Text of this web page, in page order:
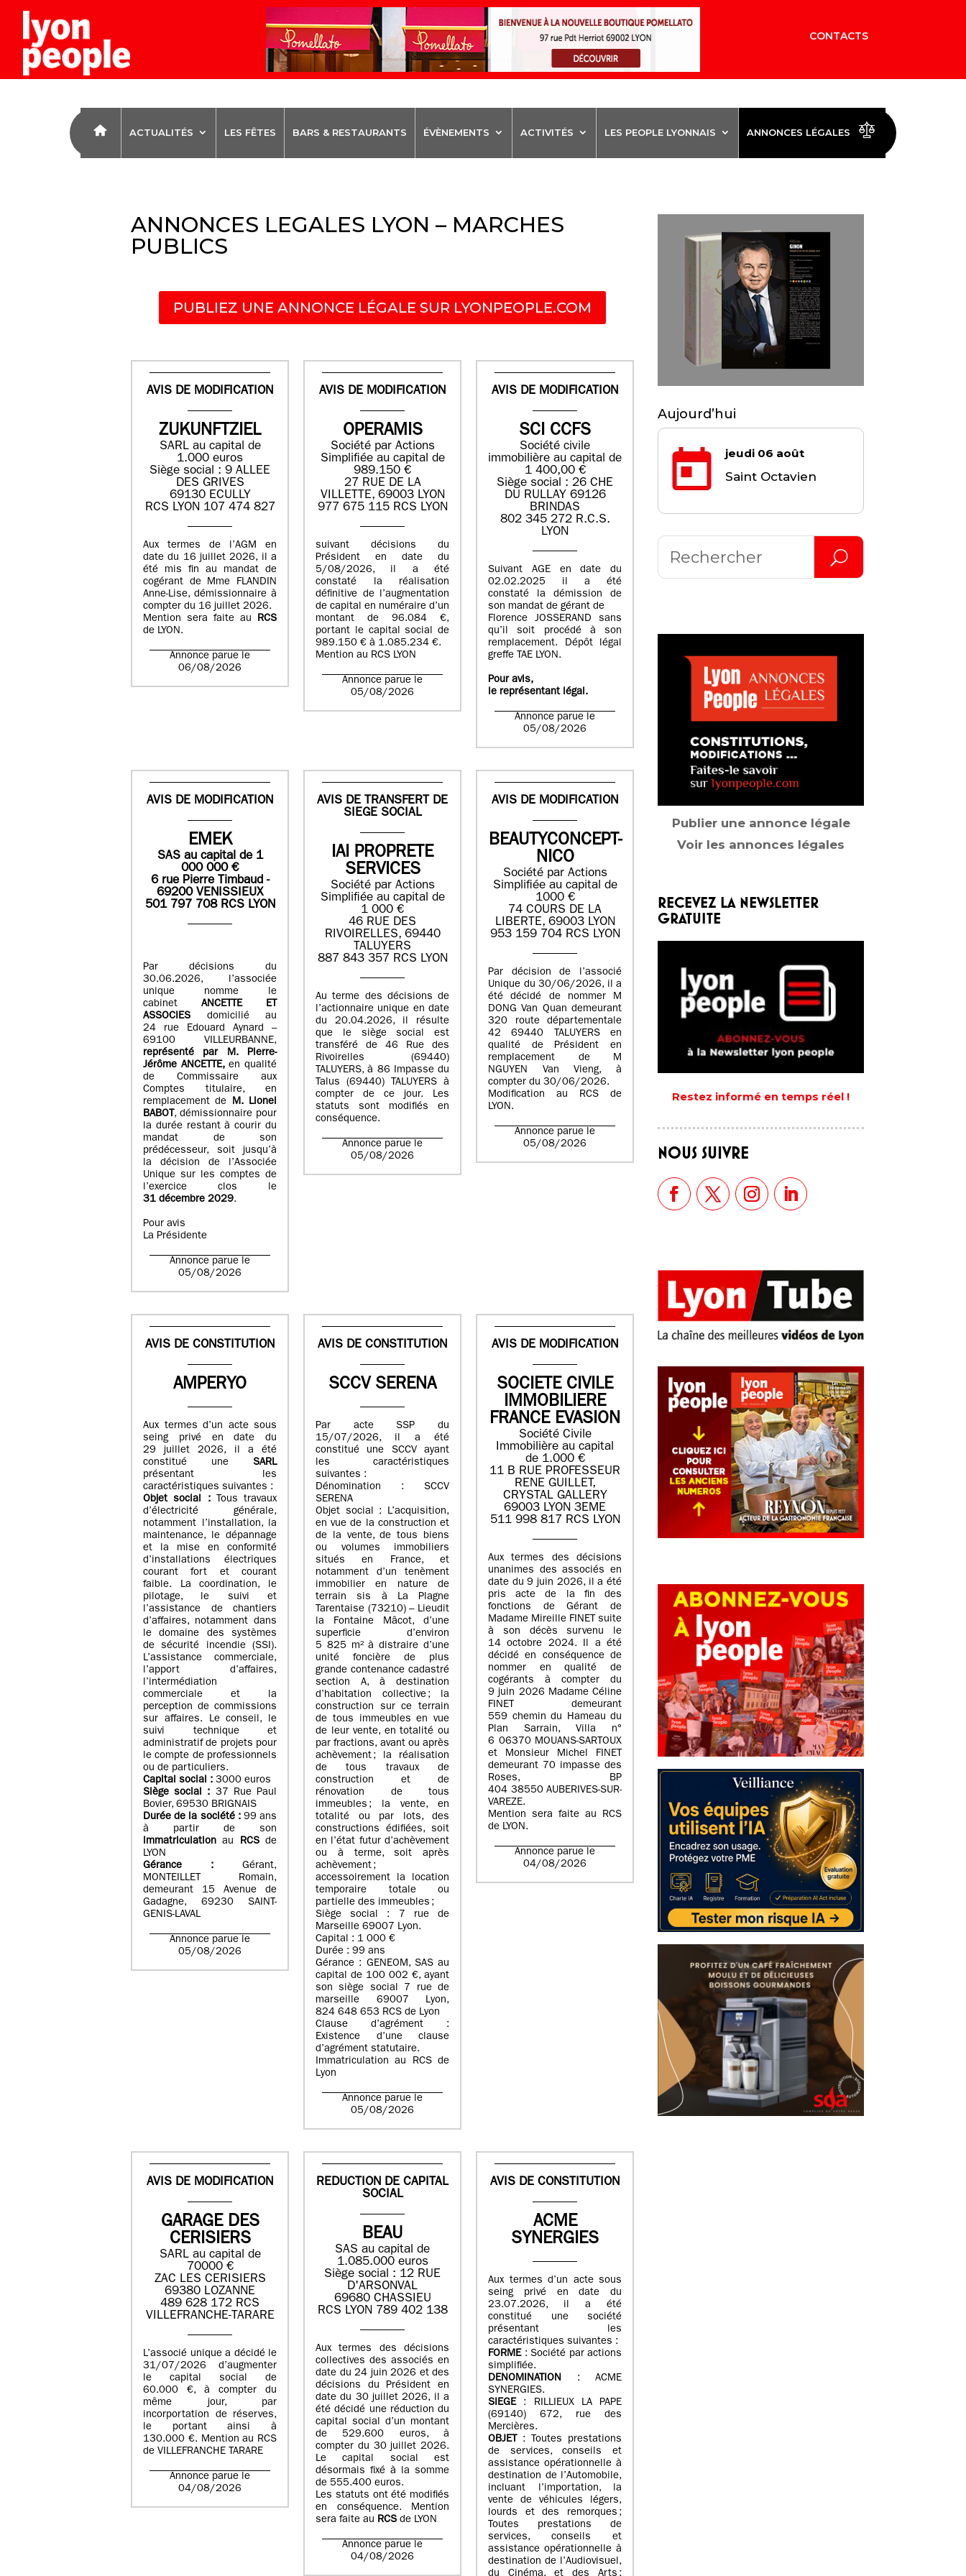
CONTACTS
ACTUALITÉS LES FÊTES BARS & RESTAURANTS ÉVÈNEMENTS ACTIVITÉS LES PEOPLE LYONNAIS ANNONCES LÉGALES
ANNONCES LEGALES LYON – MARCHES
PUBLICS
PUBLIEZ UNE ANNONCE LÉGALE SUR LYONPEOPLE.COM
AVIS DE MODIFICATION
ZUKUNFTZIEL
SARL au capital de
1.000 euros
Siège social : 9 ALLEE
DES GRIVES
69130 ECULLY
RCS LYON 107 474 827
Aux termes de l’AGM en
date du 16 juillet 2026, il a
été mis fin au mandat de
cogérant de Mme FLANDIN
Anne-Lise, démissionnaire à
compter du 16 juillet 2026.
Mention sera faite au RCS
de LYON.
Annonce parue le
06/08/2026
AVIS DE MODIFICATION
OPERAMIS
Société par Actions
Simplifiée au capital de
989.150 €
27 RUE DE LA
VILLETTE, 69003 LYON
977 675 115 RCS LYON
suivant décisions du
Président en date du
5/08/2026, il a été
constaté la réalisation
définitive de l’augmentation
de capital en numéraire d’un
montant de 96.084 €,
portant le capital social de
989.150 € à 1.085.234 €.
Mention au RCS LYON
Annonce parue le
05/08/2026
AVIS DE MODIFICATION
SCI CCFS
Société civile
immobilière au capital de
1 400,00 €
Siège social : 26 CHE
DU RULLAY 69126
BRINDAS
802 345 272 R.C.S.
LYON
Suivant AGE en date du
02.02.2025 il a été
constaté la démission de
son mandat de gérant de
Florence JOSSERAND sans
qu’il soit procédé à son
remplacement. Dépôt légal
greffe TAE LYON.
Pour avis,
le représentant légal.
Annonce parue le
05/08/2026
AVIS DE MODIFICATION
EMEK
SASau capital de 1
000 000€
6 rue Pierre Timbaud -
69200 VENISSIEUX
501 797 708 RCS LYON
Par décisions du
30.06.2026, l’associée
unique nomme le
cabinet ANCETTE ET
ASSOCIES
domicilié au
24 rue Edouard Aynard –
69100 VILLEURBANNE,
représenté par M.Pierre-
Jérôme ANCETTE, en qualité
de Commissaire aux
Comptes titulaire, en
remplacement de M.Lionel
BABOT, démissionnaire pour
la durée restant à courir du
mandat de son
prédécesseur, soit jusqu’à
la décision de l’Associée
Unique sur les comptes de
l’exercice clos le
31 décembre 2029.
Pour avis
La Présidente
Annonce parue le
05/08/2026
AVIS DE TRANSFERT DE
SIEGE SOCIAL
IAI PROPRETE
SERVICES
Société par Actions
Simplifiée au capital de
1 000 €
46 RUE DES
RIVOIRELLES, 69440
TALUYERS
887 843 357 RCS LYON
Au terme des décisions de
l’actionnaire unique en date
du 20.04.2026, il résulte
que le siège social est
transféré de 46 Rue des
Rivoirelles (69440)
TALUYERS, à 86 Impasse du
Talus (69440) TALUYERS à
compter de ce jour. Les
statuts sont modifiés en
conséquence.
Annonce parue le
05/08/2026
AVIS DE MODIFICATION
BEAUTYCONCEPT-
NICO
Société par Actions
Simplifiée au capital de
1000 €
74 COURS DE LA
LIBERTE, 69003 LYON
953 159 704 RCS LYON
Par décision de l’associé
Unique du 30/06/2026, il a
été décidé de nommer M
DONG Van Quan demeurant
320 route départementale
42 69440 TALUYERS en
qualité de Président en
remplacement de M
NGUYEN Van Vieng, à
compter du 30/06/2026.
Modification au RCS de
LYON.
Annonce parue le
05/08/2026
AVIS DE CONSTITUTION
AMPERYO
Aux termes d’un acte sous
seing privé en date du
29 juillet 2026, il a été
constitué une SARL
présentant les
caractéristiques suivantes :
Objet social :
Tous travaux
d’électricité générale,
notamment l’installation, la
maintenance, le dépannage
et la mise en conformité
d’installations électriques
courant fort et courant
faible. La coordination, le
pilotage, le suivi et
l’assistance de chantiers
d’affaires, notamment dans
le domaine des systèmes
de sécurité incendie (SSI).
L’assistance commerciale,
l’apport d’affaires,
l’intermédiation
commerciale et la
perception de commissions
sur affaires. Le conseil, le
suivi technique et
administratif de projets pour
le compte de professionnels
ou de particuliers.
Capital social : 3000 euros
Siège social : 37 Rue Paul
Bovier, 69530 BRIGNAIS
Durée de la société : 99 ans
à partir de son
immatriculation au RCSde
LYON
Gérance :
Gérant,
MONTEILLET Romain,
demeurant 15 Avenue de
Gadagne, 69230 SAINT-
GENIS-LAVAL
Annonce parue le
05/08/2026
AVIS DE CONSTITUTION
SCCV SERENA
Par acte SSP du
15/07/2026, il a été
constitué une SCCV ayant
les caractéristiques
suivantes :
Dénomination : SCCV
SERENA
Objet social : L’acquisition,
en vue de la construction et
de la vente, de tous biens
ou volumes immobiliers
situés en France, et
notamment d’un tenèment
immobilier en nature de
terrain sis à La Plagne
Tarentaise (73210) – Lieudit
la Fontaine Mâcot, d’une
superficie d’environ
5 825 m² à distraire d’une
unité foncière de plus
grande contenance cadastré
section A, à destination
d’habitation collective ; la
construction sur ce terrain
de tous immeubles en vue
de leur vente, en totalité ou
par fractions, avant ou après
achèvement ; la réalisation
de tous travaux de
construction et de
rénovation de tous
immeubles ; la vente, en
totalité ou par lots, des
constructions édifiées, soit
en l’état futur d’achèvement
ou à terme, soit après
achèvement ;
accessoirement la location
temporaire totale ou
partielle des immeubles ;
Siège social : 7 rue de
Marseille 69007 Lyon.
Capital : 1 000 €
Durée : 99 ans
Gérance : GENEOM, SAS au
capital de 100 002 €, ayant
son siège social 7 rue de
marseille 69007 Lyon,
824 648 653 RCS de Lyon
Clause d’agrément :
Existence d’une clause
d’agrément statutaire.
Immatriculation au RCS de
Lyon
Annonce parue le
05/08/2026
AVIS DE MODIFICATION
SOCIETE CIVILE
IMMOBILIERE
FRANCE EVASION
Société Civile
Immobilière au capital
de 1.000 €
11 B RUE PROFESSEUR
RENE GUILLET,
CRYSTAL GALLERY
69003 LYON 3EME
511 998 817 RCS LYON
Aux termes des décisions
unanimes des associés en
date du 9 juin 2026, il a été
pris acte de la fin des
fonctions de Gérant de
Madame Mireille FINET suite
à son décès survenu le
14 octobre 2024. Il a été
décidé en conséquence de
nommer en qualité de
cogérants à compter du
9 juin 2026 Madame Céline
FINET demeurant
559 chemin du Hameau du
Plan Sarrain, Villa n°
6 06370 MOUANS-SARTOUX
et Monsieur Michel FINET
demeurant 70 impasse des
Roses, BP
404 38550 AUBERIVES-SUR-
VAREZE.
Mention sera faite au RCS
de LYON.
Annonce parue le
04/08/2026
AVIS DE MODIFICATION
GARAGE DES
CERISIERS
SARL au capital de
70000 €
ZAC LES CERISIERS
69380 LOZANNE
489 628 172 RCS
VILLEFRANCHE-TARARE
L’associé unique a décidé le
31/07/2026 d’augmenter
le capital social de
60.000 €, à compter du
même jour, par
incorportation de réserves,
le portant ainsi à
130.000 €. Mention au RCS
de VILLEFRANCHE TARARE
Annonce parue le
04/08/2026
REDUCTION DE CAPITAL
SOCIAL
BEAU
SAS au capital de
1.085.000 euros
Siège social : 12 RUE
D'ARSONVAL
69680 CHASSIEU
RCS LYON 789 402 138
Aux termes des décisions
collectives des associés en
date du 24 juin 2026 et des
décisions du Président en
date du 30 juillet 2026, il a
été décidé une réduction du
capital social d’un montant
de 529.600 euros, à
compter du 30 juillet 2026.
Le capital social est
désormais fixé à la somme
de 555.400 euros.
Les statuts ont été modifiés
en conséquence. Mention
sera faite au RCS de LYON
Annonce parue le
04/08/2026
AVIS DE CONSTITUTION
ACME
SYNERGIES
Aux termes d’un acte sous
seing privé en date du
23.07.2026, il a été
constitué une société
présentant les
caractéristiques suivantes :
FORME: Société par actions
simplifiée.
DENOMINATION : ACME
SYNERGIES.
SIEGE: RILLIEUX LA PAPE
(69140) 672, rue des
Mercières.
OBJET : Toutes prestations
de services, conseils et
assistance opérationnelle à
destination de l’Automobile,
incluant l’importation, la
vente de véhicules légers,
lourds et des remorques ;
Toutes prestations de
services, conseils et
assistance opérationnelle à
destination de l’Audiovisuel,
Aujourd’hui
jeudi 06 août
Saint Octavien
Publier une annonce légale
Voir les annonces légales
RECEVEZ LA NEWSLETTER
GRATUITE
Restez informé en temps réel !
NOUS SUIVRE